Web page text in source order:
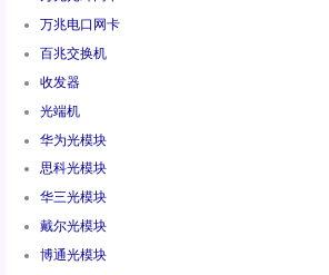
万兆电口网卡
百兆交换机
收发器
光端机
华为光模块
思科光模块
华三光模块
戴尔光模块
博通光模块